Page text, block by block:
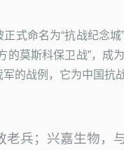
式命名为“抗战纪念
的莫斯科保卫战”，
的战例，它为中国抗
老兵；兴嘉生物，